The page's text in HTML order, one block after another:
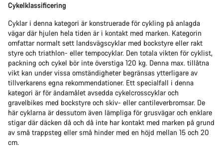
Cykelklassificering
Cyklar i denna kategori är konstruerade för cykling på anlagda
vägar där hjulen hela tiden är i kontakt med marken. Kategorin
omfattar normalt sett landsvägscyklar med bockstyre eller rakt
styre och triathlon- eller tempocyklar. Den totala vikten för cyklist,
packning och cykel bör inte överstiga 120 kg. Denna max. tillåtna
vikt kan under vissa omständigheter begränsas ytterligare av
tillverkarens egna rekommendationer. Ett specialfall i denna
kategori är för ändamålet avsedda cykelcrosscyklar och
gravelbikes med bockstyre och skiv- eller cantileverbromsar. De
här cyklarna är dessutom även lämpliga för grusvägar och enklare
stigar där däcken då och då inte har kontakt med marken på grund
av små trappsteg eller små hinder med en höjd mellan 15 och 20
cm.